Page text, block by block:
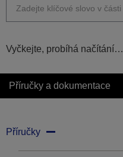
Vyčkejte, probíhá načítání…
Příručky a dokumentace
Příručky